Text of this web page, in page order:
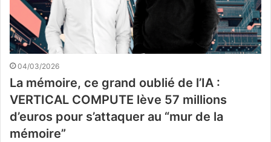
04/03/2026
La mémoire, ce grand oublié de l’IA :
VERTICAL COMPUTE lève 57 millions
d’euros pour s’attaquer au “mur de la
mémoire”